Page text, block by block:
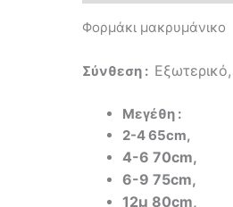
Φορμάκι μακρυμάνικο
Σύνθεση : Εξωτερικό,
Μεγέθη :
2-4 65cm,
4-6 70cm,
6-9 75cm,
12μ 80cm,